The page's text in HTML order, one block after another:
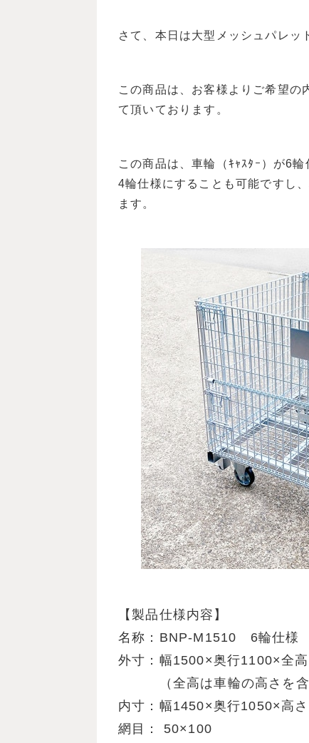
さて、本日は大型メッシュパレ
この商品は、お客様よりご希望の
て頂いております。
この商品は、車輪（ｷｬｽﾀｰ）が6
4輪仕様にすることも可能ですし
ます。
【製品仕様内容】
名称：BNP-M1510 6輪仕様
外寸：幅1500×奥行1100×全
（全高は車輪の高さを含
内寸：幅1450×奥行1050×高
網目： 50×100